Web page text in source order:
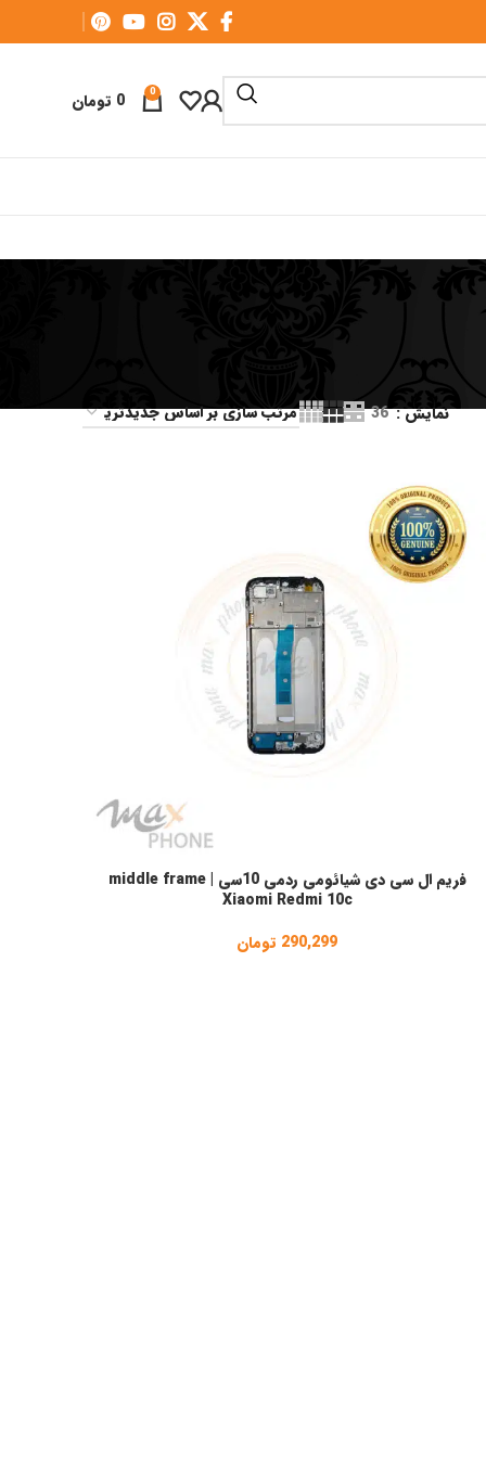
0
0 تومان
نمایش 36
به سبد خرید
فریم ال سی دی شیائومی ردمی 10سی | middle frame
Xiaomi Redmi 10c
290,299 تومان